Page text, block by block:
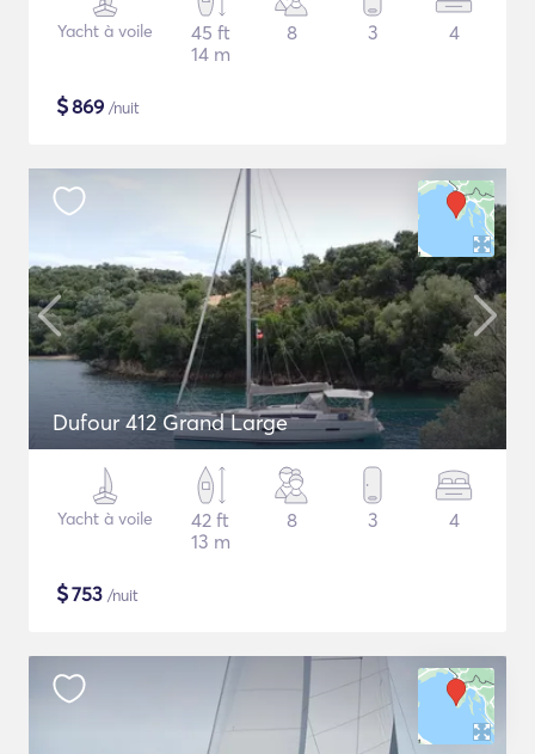
Yacht à voile
45 ft
14 m
8 3 4
$869 /nuit
Dufour 412 Grand Large
Yacht à voile
42 ft
13 m
8 3 4
$753 /nuit